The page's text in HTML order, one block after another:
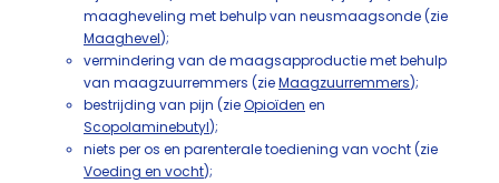
maagheveling met behulp van neusmaagsonde (zie
Maaghevel);
vermindering van de maagsapproductie met behulp
van maagzuurremmers (zieMaagzuurremmers);
bestrijding van pijn (zieOpioïden en
Scopolaminebutyl);
niets per os en parenterale toediening van vocht (zie
Voeding en vocht);